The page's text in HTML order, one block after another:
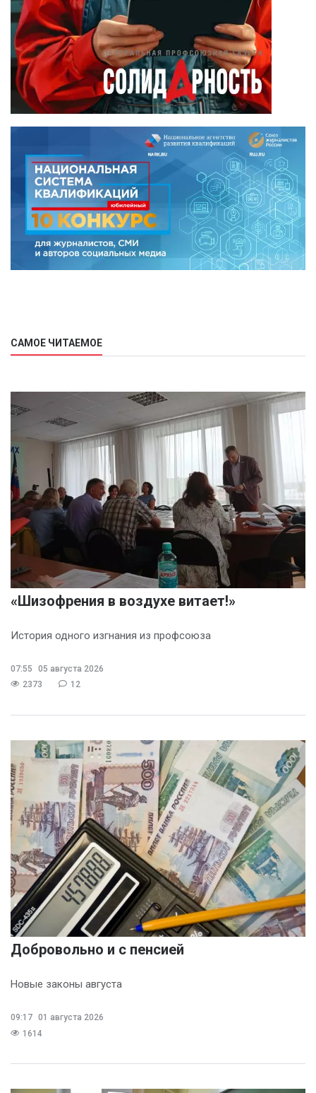
САМОЕ ЧИТАЕМОЕ
«Шизофрения в воздухе витает!»
История одного изгнания из профсоюза
07:55
05 августа 2026
2373
12
Добровольно и с пенсией
Новые законы августа
09:17 01 августа 2026
1614